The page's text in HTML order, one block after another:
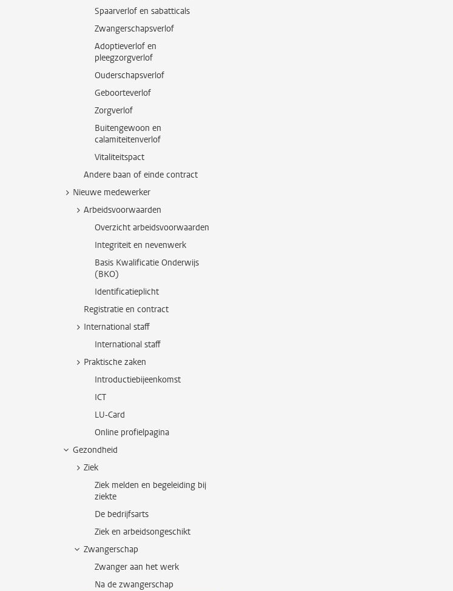
Spaarverlof en sabatticals
Zwangerschapsverlof
Adoptieverlof en
pleegzorgverlof
Ouderschapsverlof
Geboorteverlof
Zorgverlof
Buitengewoon en
calamiteitenverlof
Vitaliteitspact
Andere baan of einde contract
Nieuwe medewerker
Arbeidsvoorwaarden
Overzicht arbeidsvoorwaarden
Integriteit en nevenwerk
Basis Kwalificatie Onderwijs
(BKO)
Identificatieplicht
Registratie en contract
International staff
International staff
Praktische zaken
Introductiebijeenkomst
ICT
LU-Card
Online profielpagina
Gezondheid
Ziek
Ziek melden en begeleiding bij
ziekte
De bedrijfsarts
Ziek en arbeidsongeschikt
Zwangerschap
Zwanger aan het werk
Na de zwangerschap